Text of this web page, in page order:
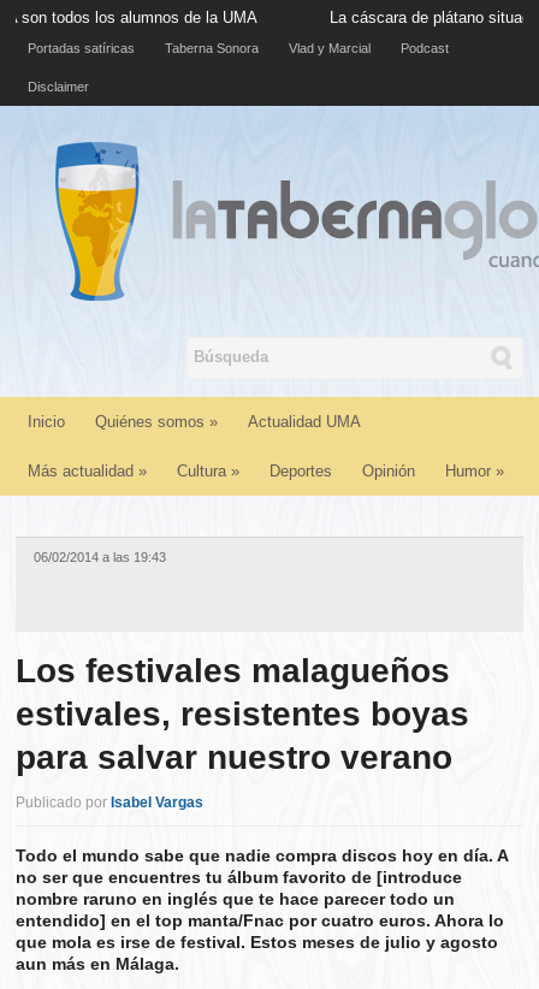
alumnos de la UMA La cáscara de plátano situada en la acera
Portadas satíricas Taberna Sonora Vlad y Marcial Podcast
Disclaimer
Inicio Quiénes somos » Actualidad UMA
Más actualidad » Cultura» Deportes Opinión Humor »
06/02/2014 a las 19:43
Los festivales malagueños
estivales, resistentes boyas
para salvar nuestro verano
Publicado por Isabel Vargas
Todo el mundo sabe que nadie compra discos hoy en día. A
no ser que encuentres tu álbum favorito de [introduce
nombre raruno en inglés que te hace parecer todo un
entendido] en el top manta/Fnac por cuatro euros. Ahora lo
que mola es irse de festival. Estos meses de julio y agosto
aun más en Málaga.